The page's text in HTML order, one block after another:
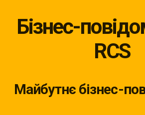
Бізнес-
RCS
Майбутнє бізнес-